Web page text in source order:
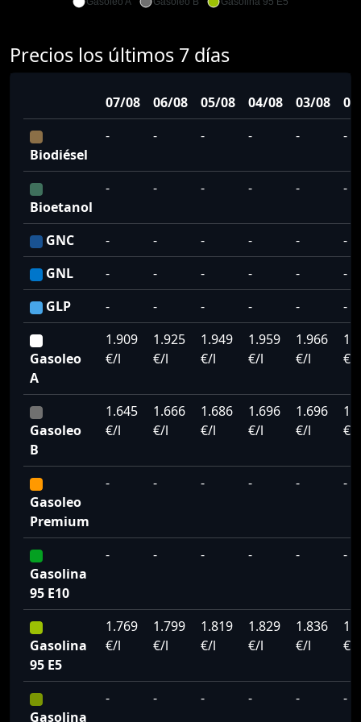
Precios los últimos 7 días
07/08 06/08 05/08 04/08 03/08
Biodiésel
- - - - - -
Bioetanol
- - - - - -
GNC - - - - -
-
GNL
- - - - -
-
GLP
- - - - - -
Gasoleo
A
1.909
€/l
1.925
€/l
1.949
€/l
1.959
€/l
1.966
€/l
€/l
Gasoleo
B
1.645
€/l
1.666
€/l
1.686
€/l
1.696
€/l
1.696
€/l
€/l
Gasoleo
Premium
- - - - - -
Gasolina
95 E10
- - - - - -
Gasolina
95 E5
1.769
€/l
1.799
€/l
1.819
€/l
1.829
€/l
1.836
€/l
€/l
Gasolina
- - - - - -